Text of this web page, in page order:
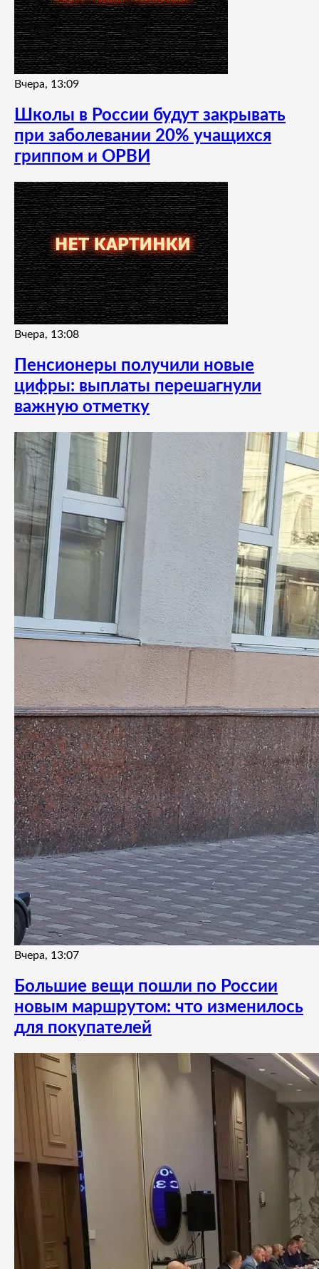
Вчера, 13:09
Школы в России будут закрывать
при заболевании 20% учащихся
гриппом и ОРВИ
Вчера, 13:08
Пенсионеры получили новые
цифры: выплаты перешагнули
важную отметку
Вчера, 13:07
Большие вещи пошли по России
новым маршрутом: что изменилось
для покупателей